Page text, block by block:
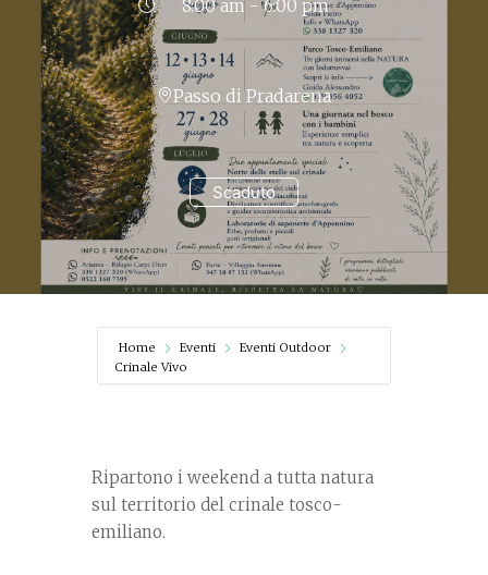
Scaduto
8:00 am - 6:00 pm
Passo di Pradarena
Home Eventi
Eventi Outdoor
Crinale Vivo
Ripartono i weekend a tutta natura
sul territorio del crinale tosco-
emiliano.